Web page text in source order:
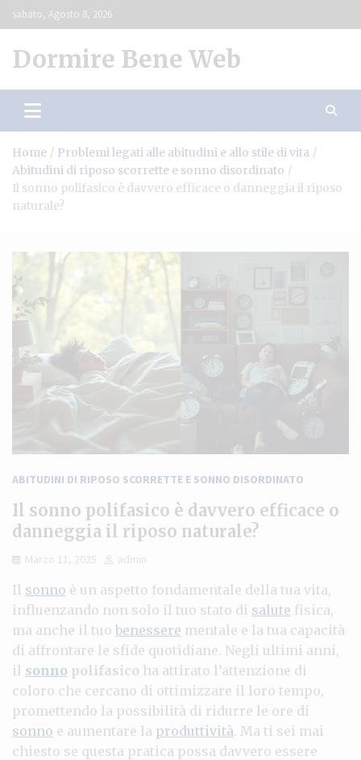
Skip
to
sabato, Agosto 8, 2026
Dormire Bene Web
Home
Problemi legati alle abitudini e allo stile di vita
Abitudini di riposo scorrette e sonno disordinato
Il sonno polifasico è davvero efficace o danneggia il riposo
naturale?
ABITUDINI DI RIPOSO SCORRETTE E SONNO DISORDINATO
Il sonno polifasico è davvero efficace o
danneggia il riposo naturale?
Marzo 11, 2025 admin
Il sonno è un aspetto fondamentale della tua vita,
influenzando non solo il tuo stato di salute fisica,
ma anche il tuo benessere mentale e la tua capacità
di affrontare le sfide quotidiane. Negli ultimi anni,
il sonno polifasico ha attirato l’attenzione di
coloro che cercano di ottimizzare il loro tempo,
promettendo la possibilità di ridurre le ore di
sonno e aumentare la produttività. Ma ti sei mai
chiesto se questa pratica possa davvero essere